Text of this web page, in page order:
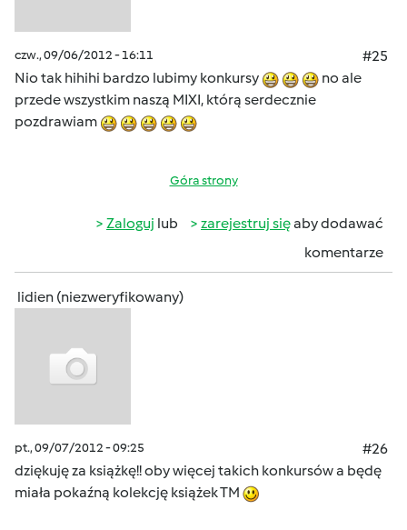
czw., 09/06/2012 - 16:11
#25
Nio tak hihihi bardzo lubimy konkursy
no ale
przede wszystkim naszą MIXI, którą serdecznie
pozdrawiam
Góra strony
Zaloguj lub zarejestruj sięaby dodawać
komentarze
lidien (niezweryfikowany)
pt., 09/07/2012 - 09:25
#26
dziękuję za książkę!! oby więcej takich konkursów a będę
miała pokaźną kolekcję książek TM